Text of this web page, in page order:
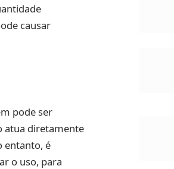
causar
pode ser
atua diretamente
entanto, é
o uso, para